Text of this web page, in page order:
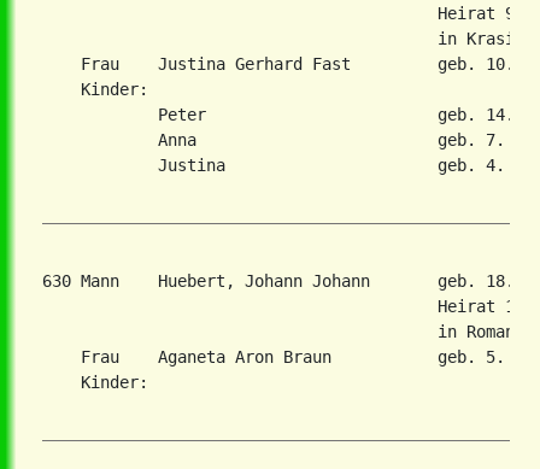
Heirat 9.
in
Frau    Justina Gerhard Fast         geb. 10.
    Kinder:
Peter                        geb. 14.
Anna                         geb. 7.
Justina                      geb. 4.
630 Mann    Huebert, Johann Johann       geb. 18.
Heirat
in
Frau    Aganeta Aron Braun           geb. 5.
    Kinder: